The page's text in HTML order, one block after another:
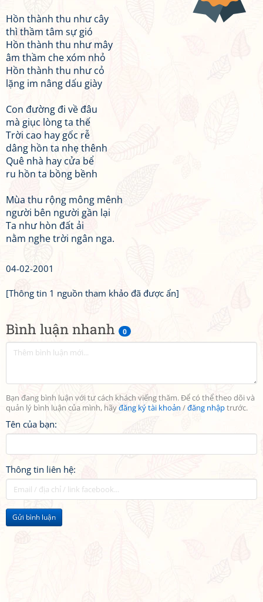
Bình luận nhanh 0
Bạn đang bình luận với tư cách khách viếng thăm. Để có thể theo dõi và
quản lý bình luận của mình, hãyđăng ký tài khoản /đăng nhậptrước.
Tên của bạn:
Thông tin liên hệ:
Gửi bình luận
Hồn thành thu như cây
thì thầm tâm sự gió
Hồn thành thu như mây
âm thầm che xóm nhỏ
Hồn thành thu như cỏ
lặng im nâng dấu giày
Con đường đi về đâu
mà giục lòng ta thế
Trời cao hay gốc rễ
dâng hồn ta nhẹ thênh
Quê nhà hay cửa bể
ru hồn ta bồng bềnh
Mùa thu rộng mông mênh
người bên người gần lại
Ta như hòn đất ải
nằm nghe trời ngân nga.
04-02-2001
[Thông tin 1 nguồn tham khảo đã được ẩn]